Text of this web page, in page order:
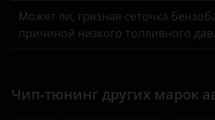
Может ли, грязная сеточка
причиной низкого топливного
Чип-тюнинг других марок